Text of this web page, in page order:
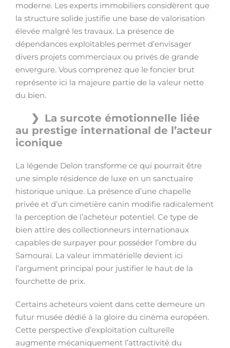
moderne. Les experts immobiliers considèrent que
la structure solide justifie une base de valorisation
élevée malgré les travaux. La présence de
dépendances exploitables permet d’envisager
divers projets commerciaux ou privés de grande
envergure. Vous comprenez que le foncier brut
représente ici la majeure partie de la valeur nette
du bien.
La surcote émotionnelle liée
au prestige international de l’acteur
iconique
La légende Delon transforme ce qui pourrait être
une simple résidence de luxe en un sanctuaire
historique unique. La présence d’une chapelle
privée et d’un cimetière canin modifie radicalement
la perception de l’acheteur potentiel. Ce type de
bien attire des collectionneurs internationaux
capables de surpayer pour posséder l’ombre du
Samouraï. La valeur immatérielle devient ici
l’argument principal pour justifier le haut de la
fourchette de prix.
Certains acheteurs voient dans cette demeure un
futur musée dédié à la gloire du cinéma européen.
Cette perspective d’exploitation culturelle
augmente mécaniquement l’attractivité du